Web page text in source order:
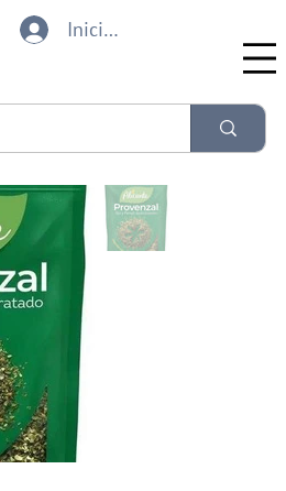
Iniciar sesión